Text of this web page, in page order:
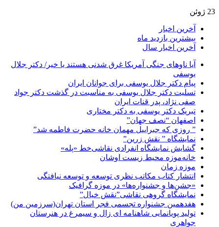
23 ژوئن
آخرین اخبار
بیشترین بازدید ماه
آخرین اخبار سال
آیا ناوهای جنگی آمریکا غرق شدنی هستند یا خیر/ دکتر جلال
یوسفی
پیام دکتر جلال یوسفی برای جوانان ایران
تسلیت دکتر جلال یوسفی به مناسبت در گذشت دکتر جواد
صفی نژاد، پدر قنات ایران
تبریک دکتر یوسفی به دکتر مختاری
اصفهان “نصف جهان”
” روزی که جبراییل مهمان خانه حضرت فاطمه شد”
نمایشگاه ” نقش زرین”
گشایش نمایشگاه انفرادی نقاشی‌خط «پله»
خانه‌موزه محیط‌ زیست اوشان
موزه زمان
انتشار کتاب مکاتب نظری توسعه و توسعه نیافتگی
«جشن‌ها و جشنواره‌ها» در موزه گرافیک
نمایشگاه گروهی نقاشی”نقش خیال”
هفدهمین جشنواره تجسمی فجر استان تهران(سرزمین من)
تولید پویانمایی شاهنامه ای زال و سیمرغ در هنرستان
جواهری